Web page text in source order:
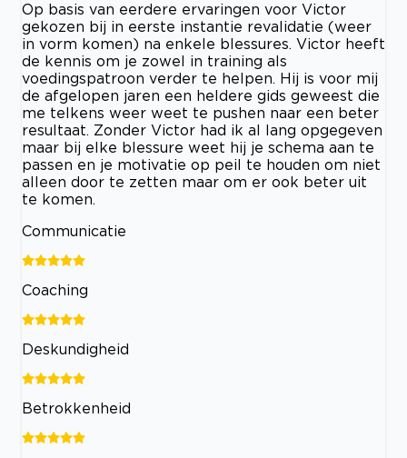
Op basis van eerdere ervaringen voor Victor
gekozen bij in eerste instantie revalidatie (weer
in vorm komen) na enkele blessures. Victor heeft
de kennis om je zowel in training als
voedingspatroon verder te helpen. Hij is voor mij
de afgelopen jaren een heldere gids geweest die
me telkens weer weet te pushen naar een beter
resultaat. Zonder Victor had ik al lang opgegeven
maar bij elke blessure weet hij je schema aan te
passen en je motivatie op peil te houden om niet
alleen door te zetten maar om er ook beter uit
te komen.
Communicatie
Coaching
Deskundigheid
Betrokkenheid